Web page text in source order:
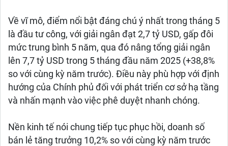
Về vĩ mô, điểm nổi bật đáng chú ý nhất trong tháng 5
là đầu tư công, với giải ngân đạt 2,7 tỷ USD, gấp đôi
mức trung bình 5 năm, qua đó nâng tổng giải ngân
lên 7,7 tỷ USD trong 5 tháng đầu năm 2025 (+38,8%
so với cùng kỳ năm trước). Điều này phù hợp với định
hướng của Chính phủ đối với phát triển cơ sở hạ tầng
và nhấn mạnh vào việc phê duyệt nhanh chóng.
Nền kinh tế nói chung tiếp tục phục hồi, doanh số
bán lẻ tăng trưởng 10,2% so với cùng kỳ năm trước